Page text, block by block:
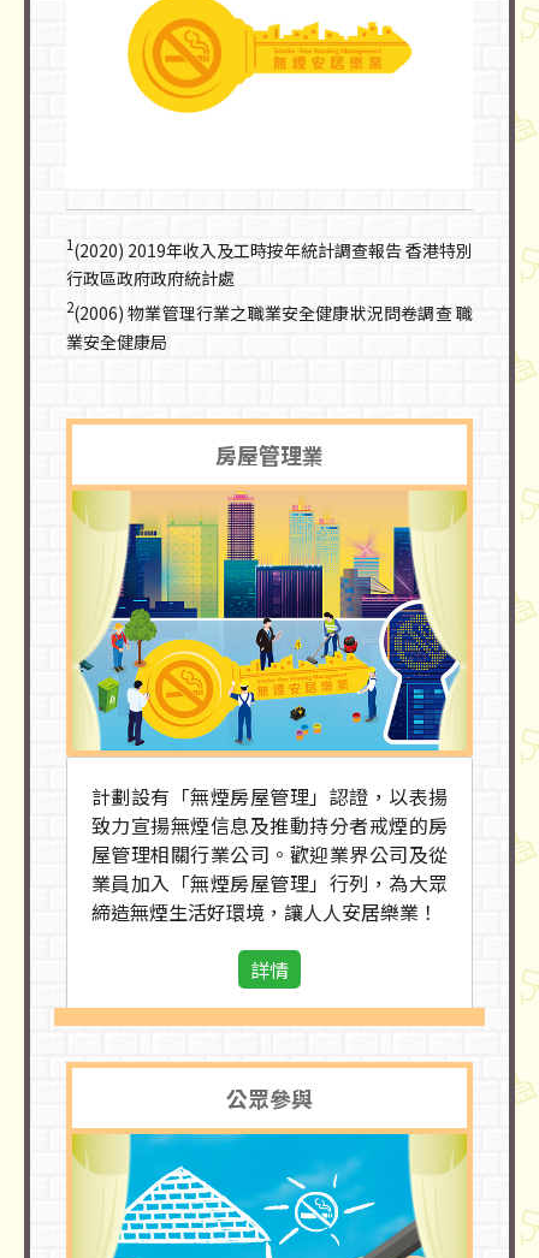
1(2020) 2019年收入及工時按年統計調查報告 香港特別
行政區政府政府統計處
2(2006) 物業管理行業之職業安全健康狀況問卷調查 職
業安全健康局
房屋管理業
計劃設有「無煙房屋管理」認證，以表揚
致力宣揚無煙信息及推動持分者戒煙的房
屋管理相關行業公司。歡迎業界公司及從
業員加入「無煙房屋管理」行列，為大眾
締造無煙生活好環境，讓人人安居樂業！
詳情
公眾參與